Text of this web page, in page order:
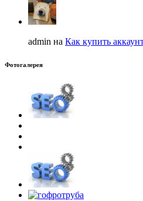
admin на Как купить
Фотогалерея